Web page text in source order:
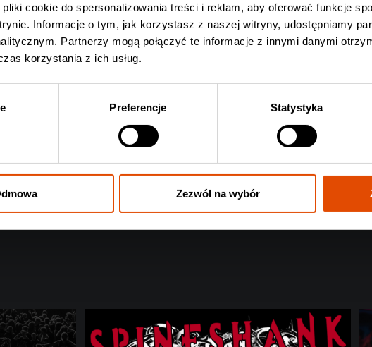
cookie do spersonalizowania treści i reklam, aby oferować funkcje
Informacje o tym, jak korzystasz z naszej witryny, udostępniamy
Partnerzy mogą połączyć te informacje z innymi danymi
korzystania z ich usług.
Preferencje Statystyka
Zezwól na wybór
119 zł 159 zł